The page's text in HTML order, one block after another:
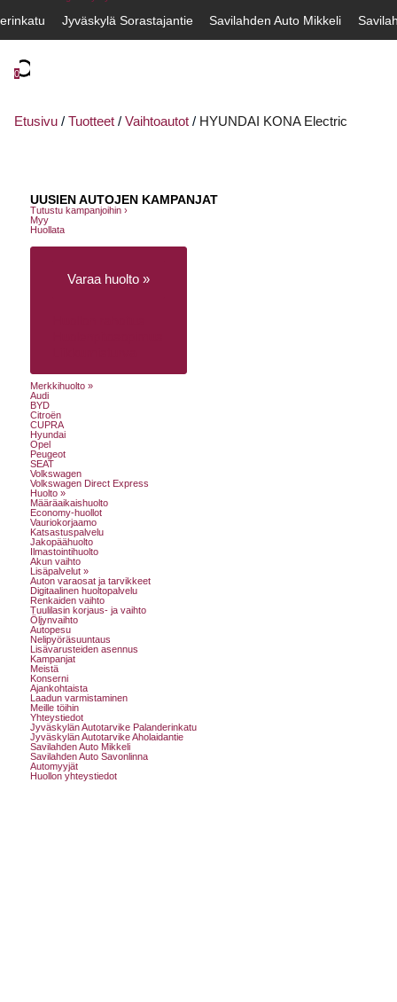
Jyväskylä Sorastajantie Savilahden Auto Mikkeli
UUSIEN AUTOJEN KAMPANJAT
Tutustu kampanjoihin ›
Myy
Huollata
Varaa huolto »
Merkkihuolto »
Audi
BYD
Citroën
CUPRA
Hyundai
Opel
Peugeot
SEAT
Volkswagen
Volkswagen Direct Express
Huolto »
Määräaikaishuolto
Economy-huollot
Vauriokorjaamo
Katsastuspalvelu
Jakopäähuolto
Ilmastointihuolto
Akun vaihto
Lisäpalvelut »
Auton varaosat ja tarvikkeet
Digitaalinen huoltopalvelu
Renkaiden vaihto
Tuulilasin korjaus- ja vaihto
Öljynvaihto
Autopesu
Nelipyöräsuuntaus
Lisävarusteiden asennus
Kampanjat
Meistä
Konserni
Ajankohtaista
Laadun varmistaminen
Meille töihin
Yhteystiedot
Jyväskylän Autotarvike Palanderinkatu
Jyväskylän Autotarvike Aholaidantie
Savilahden Auto Mikkeli
Savilahden Auto Savonlinna
Automyyjät
Huollon yhteystiedot
0
Etusivu / Tuotteet / Vaihtoautot / HYUNDAI KONA Electric